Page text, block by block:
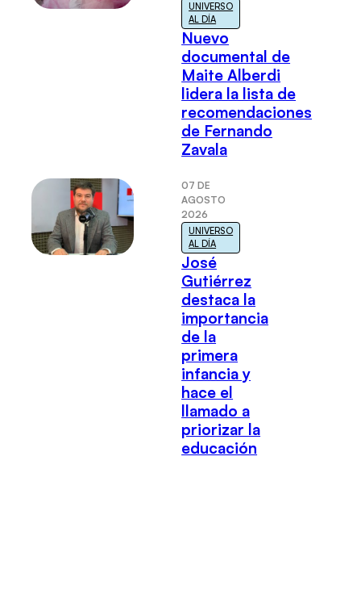
UNIVERSO
AL DÍA
Nuevo
documental de
Maite Alberdi
lidera la lista de
recomendaciones
de Fernando
Zavala
07 DE
AGOSTO
2026
UNIVERSO
AL DÍA
José
Gutiérrez
destaca la
importancia
de la
primera
infancia y
hace el
llamado a
priorizar la
educación